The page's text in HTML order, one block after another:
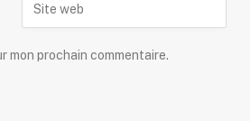
mon prochain commentaire.